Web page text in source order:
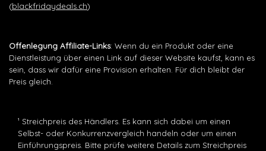
(blackfridaydeals.ch)
Offenlegung Affiliate-Links: Wenn du ein Produkt oder eine
Dienstleistung über einen Link auf dieser Website kaufst, kann es
sein, dass wir dafür eine Provision erhalten. Für dich bleibt der
Preis gleich.
¹ Streichpreis des Händlers. Es kann sich dabei um einen
Selbst- oder Konkurrenzvergleich handeln oder um einen
Einführungspreis. Bitte prüfe weitere Details zum Streichpreis